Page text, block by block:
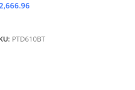
PTD610BT